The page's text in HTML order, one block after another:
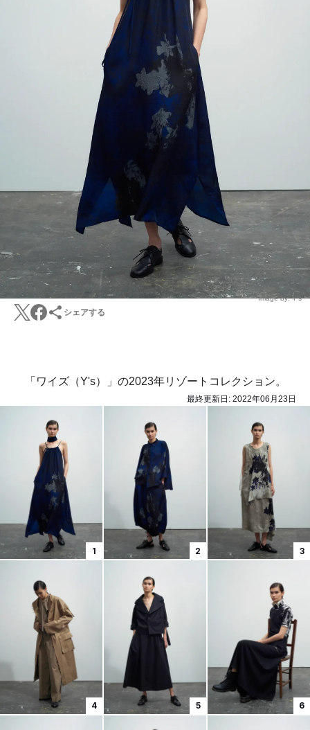
Image by: Y's
シェアする
「ワイズ（Y's）」の2023年リゾートコレクション。
最終更新日: 2022年06月23日
1 2 3
4 5 6